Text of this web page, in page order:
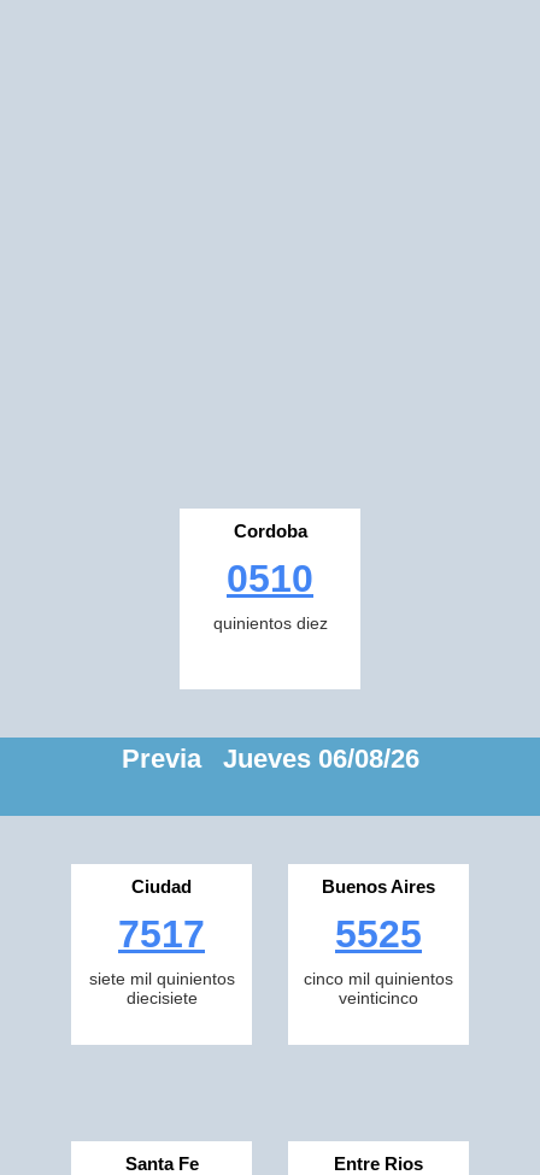
Cordoba
0510
quinientos diez
Previa Jueves 06/08/26
Ciudad
7517
siete mil quinientos
diecisiete
Buenos Aires
5525
cinco mil quinientos
veinticinco
Santa Fe Entre Rios